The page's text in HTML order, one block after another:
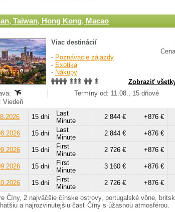
Taiwan, Hong Kong, Macao
Viac destinácií
- Poznávacie zájazdy
- Exotika
- Nákupy
Zobraziť
Termíny od: 11.08., 15 dňové
Viedeň
15 dní
Last
Minute
2 844 € +876 €
15 dní
Last
Minute
2 844 € +876 €
15 dní
First
Minute
2 726 € +876 €
15 dní
First
Minute
3 160 € +876 €
15 dní
First
Minute
2 726 € +876 €
Číny, 2 najväčšie čínske ostrovy, portugalské vône,
a najrozvinutejšiu časť Číny s úžasnou atmosférou.